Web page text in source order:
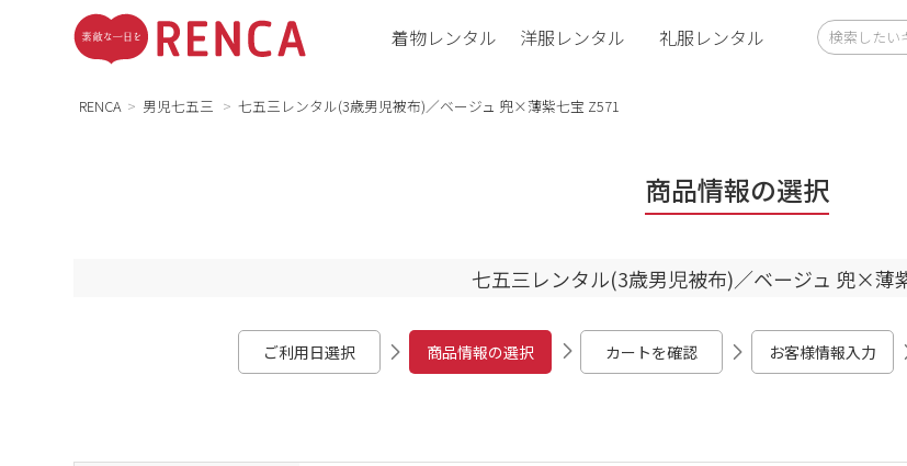
着物レンタル 洋服レンタル 礼服レンタル
RENCA 男児七五三 七五三レンタル(3歳男児被布)／ベージュ 兜×薄紫七宝 Z571
商品情報の選択
七五三レンタル(3歳男児被布)／ベージュ 兜×薄
ご利用日選択 商品情報の選択 カートを確認 お客様情報入力